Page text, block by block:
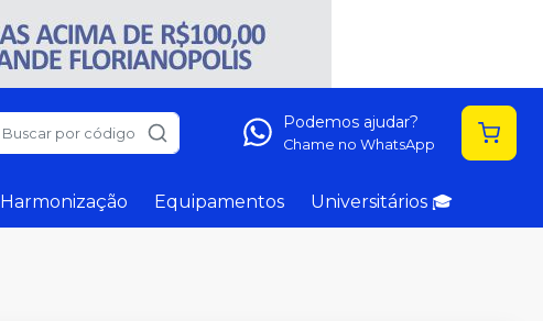
Buscar por código
Podemos ajudar?
Chame no WhatsApp
Harmonização Equipamentos Universitários 🎓